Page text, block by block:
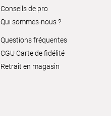
Conseils de pro
Qui sommes-nous ?
Questions fréquentes
CGU Carte de fidélité
Retrait en magasin